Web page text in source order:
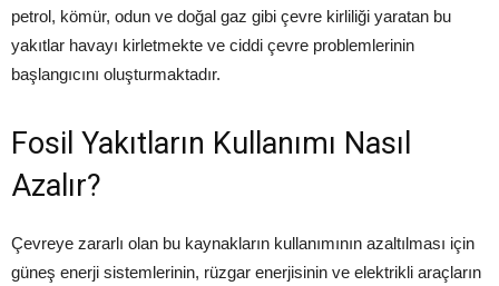
petrol, kömür, odun ve doğal gaz gibi çevre kirliliği yaratan bu
yakıtlar havayı kirletmekte ve ciddi çevre problemlerinin
başlangıcını oluşturmaktadır.
Fosil Yakıtların Kullanımı Nasıl
Azalır?
Çevreye zararlı olan bu kaynakların kullanımının azaltılması için
güneş enerji sistemlerinin, rüzgar enerjisinin ve elektrikli araçların